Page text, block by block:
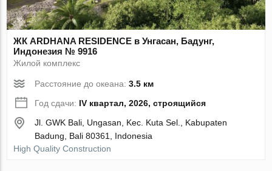
ЖК ARDHANA RESIDENCE в Унгасан, Бадунг,
Индонезия № 9916
Жилой комплекс
Расстояние до океана:3.5 км
Год сдачи: IV квартал, 2026, строящийся
Jl. GWK Bali, Ungasan, Kec. Kuta Sel., Kabupaten
Badung, Bali 80361, Indonesia
High Quality Construction